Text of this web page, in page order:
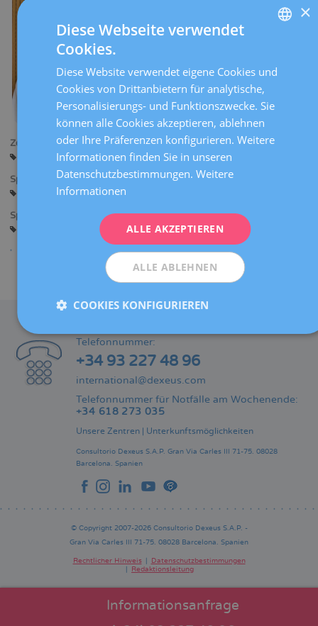
Zentren:
Barcelona
Sprachen:
Spanisch
Spezialitäten:
Gynäkologische bildgebende Diagnoseverfahren
Informationsanfrage
Telefonnummer:
+34 93 227 48 96
international@dexeus.com
Telefonnummer für Notfälle am Wochenende:
+34 618 273 035
Unsere Zentren | Unterkunftsmöglichkeiten
Consultorio Dexeus S.A.P. Gran Via Carles III 71-75. 08028
Barcelona. Spanien
© Copyright 2007-2026 Consultorio Dexeus S.A.P. -
Gran Via Carles III 71-75. 08028 Barcelona. Spanien
de
Rechtlicher Hinweis
Datenschutzbestimmungen
Redaktionsleitung
CATALÀ
DEUTSCH
×
Diese Webseite verwendet
Cookies.
Diese Website verwendet eigene Cookies und
Cookies von Drittanbietern für analytische,
Personalisierungs- und Funktionszwecke. Sie
können alle Cookies akzeptieren, ablehnen
oder Ihre Präferenzen konfigurieren. Weitere
Informationen finden Sie in unseren
Datenschutzbestimmungen. Weitere
Informationen
ALLE AKZEPTIEREN
ALLE ABLEHNEN
COOKIES KONFIGURIEREN